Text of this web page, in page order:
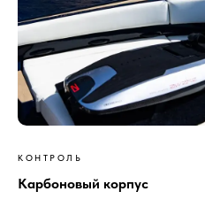
КОНТРОЛЬ
Карбоновый корпус